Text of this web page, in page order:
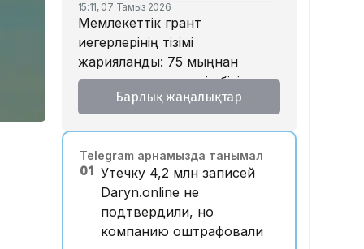
15:11, 07 Тамыз 2026
Мемлекеттік грант
иегерлерінің тізімі
жарияланды: 75 мыңнан
астам талапкер тегін білім
алады
қарқынының баяулауы
қолдап отыр – сарапшылар
13:30, 07 Тамыз 2026
Фельдшер Ұлдана
Мырзуанның қазасына
Барлық жаңалықтар
Telegram арнамызда танымал
01 Утечку 4,2 млн записей
Daryn.online не
подтвердили, но
компанию оштрафовали